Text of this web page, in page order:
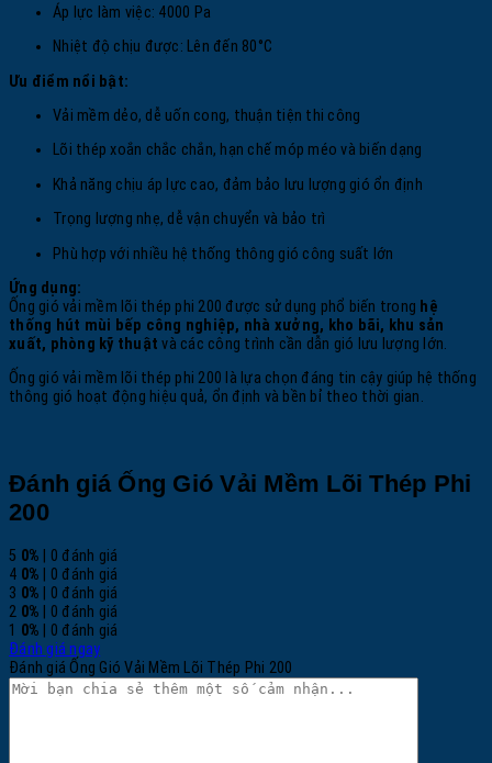
Áp lực làm việc: 4000 Pa
Nhiệt độ chịu được: Lên đến 80°C
Ưu điểm nổi bật:
Vải mềm dẻo, dễ uốn cong, thuận tiện thi công
Lõi thép xoắn chắc chắn, hạn chế móp méo và biến dạng
Khả năng chịu áp lực cao, đảm bảo lưu lượng gió ổn định
Trọng lượng nhẹ, dễ vận chuyển và bảo trì
Phù hợp với nhiều hệ thống thông gió công suất lớn
Ứng dụng:
Ống gió vải mềm lõi thép phi 200 được sử dụng phổ biến trong hệ
thống hút mùi bếp công nghiệp, nhà xưởng, kho bãi, khu sản
xuất, phòng kỹ thuật và các công trình cần dẫn gió lưu lượng lớn.
Ống gió vải mềm lõi thép phi 200 là lựa chọn đáng tin cậy giúp hệ thống
thông gió hoạt động hiệu quả, ổn định và bền bỉ theo thời gian.
Đánh giá Ống Gió Vải Mềm Lõi Thép Phi
200
5 0% | 0 đánh giá
4 0% | 0 đánh giá
3 0% | 0 đánh giá
2 0% | 0 đánh giá
1 0% | 0 đánh giá
Đánh giá ngay
Đánh giá Ống Gió Vải Mềm Lõi Thép Phi 200